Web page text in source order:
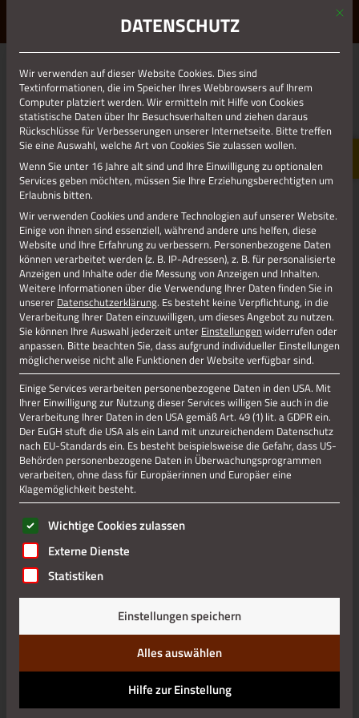
ERLEBE STOLBERG.ERLEBE DICH.
Datenschutz
Impressum
Mit
DATENSCHUTZ
Wir verwenden auf dieser Website Cookies. Dies sind
Textinformationen, die im Speicher Ihres Webbrowsers auf Ihrem
Computer platziert werden. Wir ermitteln mit Hilfe von Cookies
statistische Daten über Ihr Besuchsverhalten und ziehen daraus
Rückschlüsse für Verbesserungen unserer Internetseite. Bitte treffen
Sie eine Auswahl, welche Art von Cookies Sie zulassen wollen.
Wenn Sie unter 16 Jahre alt sind und Ihre Einwilligung zu optionalen
Services geben möchten, müssen Sie Ihre Erziehungsberechtigten um
Erlaubnis bitten.
Wir verwenden Cookies und andere Technologien auf unserer Website.
Einige von ihnen sind essenziell, während andere uns helfen, diese
Website und Ihre Erfahrung zu verbessern. Personenbezogene Daten
können verarbeitet werden (z. B. IP-Adressen), z. B. für personalisierte
Anzeigen und Inhalte oder die Messung von Anzeigen und Inhalten.
Weitere Informationen über die Verwendung Ihrer Daten finden Sie in
unserer Datenschutzerklärung. Es besteht keine Verpflichtung, in die
Verarbeitung Ihrer Daten einzuwilligen, um dieses Angebot zu nutzen.
Sie können Ihre Auswahl jederzeit unter Einstellungen widerrufen oder
anpassen. Bitte beachten Sie, dass aufgrund individueller Einstellungen
möglicherweise nicht alle Funktionen der Website verfügbar sind.
Einige Services verarbeiten personenbezogene Daten in den USA. Mit
Ihrer Einwilligung zur Nutzung dieser Services willigen Sie auch in die
Verarbeitung Ihrer Daten in den USA gemäß Art. 49 (1) lit. a GDPR ein.
Der EuGH stuft die USA als ein Land mit unzureichendem Datenschutz
nach EU-Standards ein. Es besteht beispielsweise die Gefahr, dass US-
Behörden personenbezogene Daten in Überwachungsprogrammen
verarbeiten, ohne dass für Europäerinnen und Europäer eine
Klagemöglichkeit besteht.
Es folgt eine Liste der Service-Gruppen, für die eine
Wichtige Cookies zulassen
Externe Dienste
Statistiken
Einstellungen speichern
Alles auswählen
Hilfe zur Einstellung